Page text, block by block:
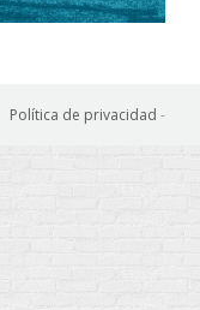
Política de privacidad -